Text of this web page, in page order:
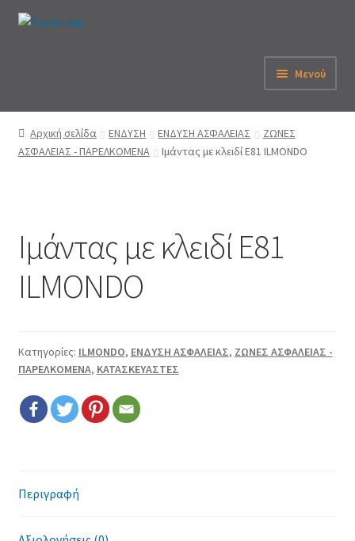
Απευθείας
Μετάβαση
Μενού
Αρχική
Εταιρεία
Λογαριασμός
Καλάθι
Επικοινωνία
Όροι χρήσης
Αρχική σελίδα ΕΝΔΥΣΗ ΕΝΔΥΣΗ ΑΣΦΑΛΕΙΑΣ
ΖΩΝΕΣ
ΑΣΦΑΛΕΙΑΣ - ΠΑΡΕΛΚΟΜΕΝΑ
Ιμάντας με κλειδί E81 ILMONDO
Ιμάντας με κλειδί E81
ILMONDO
Κατηγορίες: ILMONDO, ΕΝΔΥΣΗ ΑΣΦΑΛΕΙΑΣ, ΖΩΝΕΣ ΑΣΦΑΛΕΙΑΣ -
ΠΑΡΕΛΚΟΜΕΝΑ, ΚΑΤΑΣΚΕΥΑΣΤΕΣ
Περιγραφή